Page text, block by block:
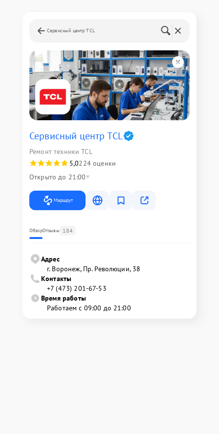
Сервисный центр TCL
Сервисный центр TCL
Ремонт техники TCL
5,0224 оценки
Открыто до 21:00
Маршрут
ОбзорОтзывы 184
Адрес
г. Воронеж, Пр. Революции, 38
Контакты
+7 (473) 201-67-53
Время работы
Работаем с 09:00 до 21:00